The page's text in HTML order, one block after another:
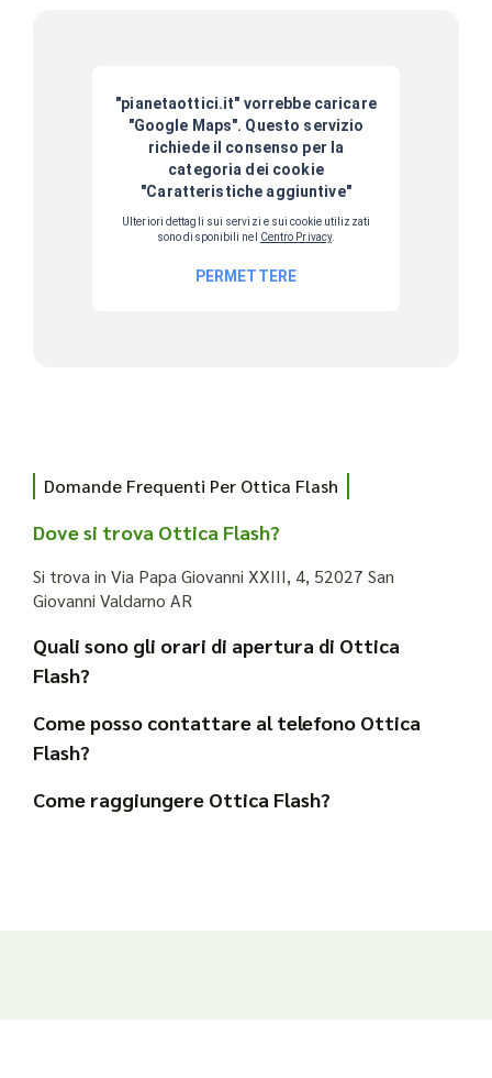
Domande Frequenti Per Ottica Flash
Dove si trova Ottica Flash?
Si trova in Via Papa Giovanni XXIII, 4, 52027 San
Giovanni Valdarno AR
Quali sono gli orari di apertura di Ottica
Flash?
Come posso contattare al telefono Ottica
Flash?
Come raggiungere Ottica Flash?